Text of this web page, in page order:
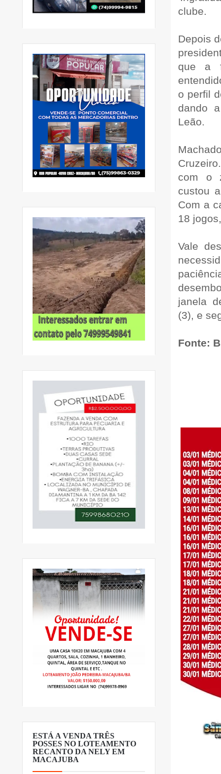
clube.
Depois
que a
o perfil
dando
Leão.
com o
custou
Com a
18
Vale
janela
(3), e
Fonte:
ESTÁ A VENDA TRÊS
POSSES NO LOTEAMENTO
RECANTO DA NELY EM
MACAJUBA